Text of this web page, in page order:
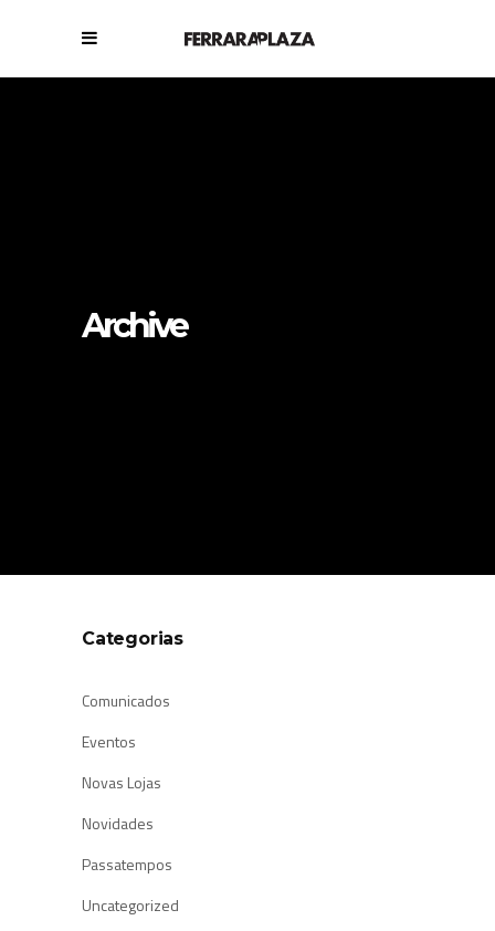
Archive
Categorias
Comunicados
Eventos
Novas Lojas
Novidades
Passatempos
Uncategorized